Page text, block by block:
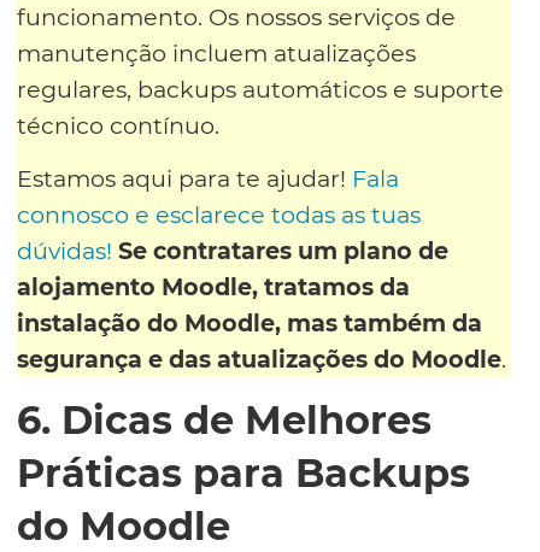
funcionamento. Os nossos serviços de
manutenção incluem atualizações
regulares, backups automáticos e suporte
técnico contínuo.
Estamos aqui para te ajudar! Fala
connosco e esclarece todas as tuas
dúvidas! Se contratares um plano de
alojamento Moodle, tratamos da
instalação do Moodle, mas também da
segurança e das atualizações do Moodle.
6. Dicas de Melhores
Práticas para Backups
do Moodle